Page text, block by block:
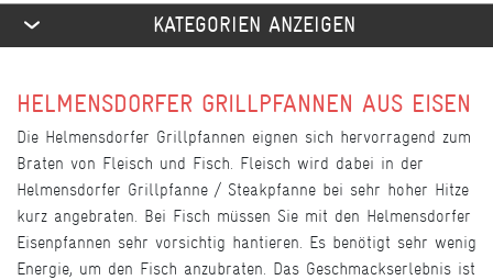
KATEGORIEN ANZEIGEN
HELMENSDORFER GRILLPFANNEN AUS EISEN
Die Helmensdorfer Grillpfannen eignen sich hervorragend zum
Braten von Fleisch und Fisch. Fleisch wird dabei in der
Helmensdorfer Grillpfanne / Steakpfanne bei sehr hoher Hitze
kurz angebraten. Bei Fisch müssen Sie mit den Helmensdorfer
Eisenpfannen sehr vorsichtig hantieren. Es benötigt sehr wenig
Energie, um den Fisch anzubraten. Das Geschmackserlebnis ist